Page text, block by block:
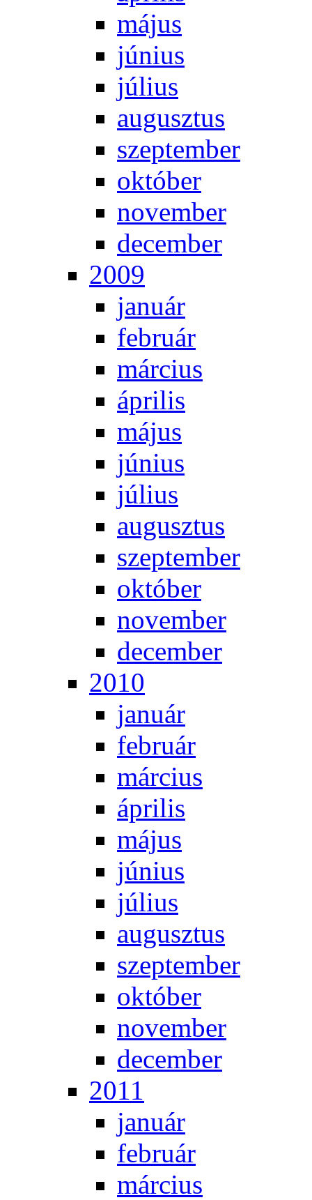
má­jus
jú­ni­us
jú­li­us
au­gusz­tus
szep­tem­ber
ok­tó­ber
no­vem­ber
de­cem­ber
2009
ja­nu­ár
feb­ru­ár
már­ci­us
áp­ri­lis
má­jus
jú­ni­us
jú­li­us
au­gusz­tus
szep­tem­ber
ok­tó­ber
no­vem­ber
de­cem­ber
2010
ja­nu­ár
feb­ru­ár
már­ci­us
áp­ri­lis
má­jus
jú­ni­us
jú­li­us
au­gusz­tus
szep­tem­ber
ok­tó­ber
no­vem­ber
de­cem­ber
2011
ja­nu­ár
feb­ru­ár
már­ci­us